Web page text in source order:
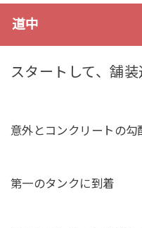
道中
スタートして、舗
意外とコンクリートの
第一のタンクに到着